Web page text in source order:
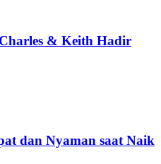
& Keith Hadir
dan Nyaman saat Naik